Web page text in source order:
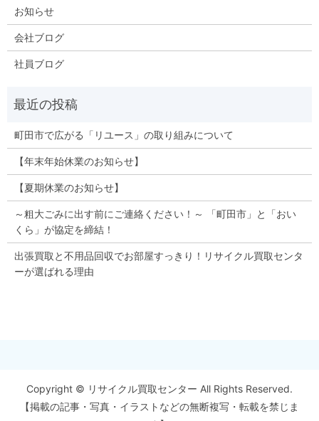
お知らせ
会社ブログ
社員ブログ
町田市で広がる「リユース」の取り組みについて
【年末年始休業のお知らせ】
【夏期休業のお知らせ】
～粗大ごみに出す前にご連絡ください！～ 「町田市」と「おい
くら」が協定を締結！
出張買取と不用品回収でお部屋すっきり！リサイクル買取センタ
ーが選ばれる理由
Copyright © リサイクル買取センター All Rights Reserved.
【掲載の記事・写真・イラストなどの無断複写・転載を禁じま